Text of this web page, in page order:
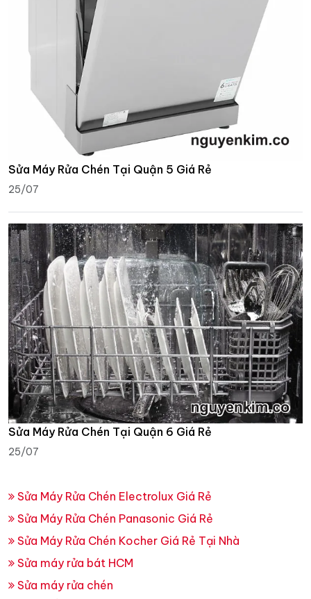
Sửa Máy Rửa Chén Tại Quận 5 Giá Rẻ
25/07
Sửa Máy Rửa Chén Tại Quận 6 Giá Rẻ
25/07
Sửa Máy Rửa Chén Electrolux Giá Rẻ
Sửa Máy Rửa Chén Panasonic Giá Rẻ
Sửa Máy Rửa Chén Kocher Giá Rẻ Tại Nhà
Sửa máy rửa bát HCM
Sửa máy rửa chén